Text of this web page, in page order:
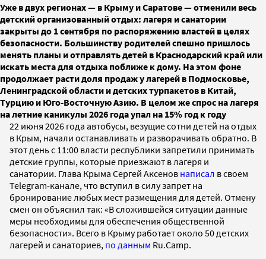
Уже в двух регионах — в Крыму и Саратове — отменили весь
детский организованный отдых: лагеря и санатории
закрыты до 1 сентября по распоряжению властей в целях
безопасности. Большинству родителей спешно пришлось
менять планы и отправлять детей в Краснодарский край или
искать места для отдыха поближе к дому. На этом фоне
продолжает расти доля продаж у лагерей в Подмосковье,
Ленинградской области и детских турпакетов в Китай,
Турцию и Юго-Восточную Азию. В целом же спрос на лагеря
на летние каникулы 2026 года упал на 15% год к году
22 июня 2026 года автобусы, везущие сотни детей на отдых
в Крым, начали останавливать и разворачивать обратно. В
этот день с 11:00 власти республики запретили принимать
детские группы, которые приезжают в лагеря и
санатории. Глава Крыма Сергей Аксенов написал в своем
Telegram-канале, что вступил в силу запрет на
бронирование любых мест размещения для детей. Отмену
смен он объяснил так: «В сложившейся ситуации данные
меры необходимы для обеспечения общественной
безопасности». Всего в Крыму работает около 50 детских
лагерей и санаториев, по данным Ru.Camp.